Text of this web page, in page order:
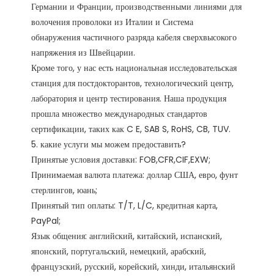
Германии и Франции, производственными линиями для
волочения проволоки из Италии и Система
обнаружения частичного разряда кабеля сверхвысокого
напряжения из Швейцарии.
Кроме того, у нас есть национальная исследовательская
станция для постдокторантов, технологический центр,
лаборатория и центр тестирования. Наша продукция
прошла множество международных стандартов
сертификации, таких как C E, SAB S, RoHS, CB, TUV.
5. какие услуги мы можем предоставить?
Принятые условия доставки: FOB,CFR,CIF,EXW;
Принимаемая валюта платежа: доллар США, евро, фунт
стерлингов, юань;
Принятый тип оплаты: T/T, L/C, кредитная карта,
PayPal;
Язык общения: английский, китайский, испанский,
японский, португальский, немецкий, арабский,